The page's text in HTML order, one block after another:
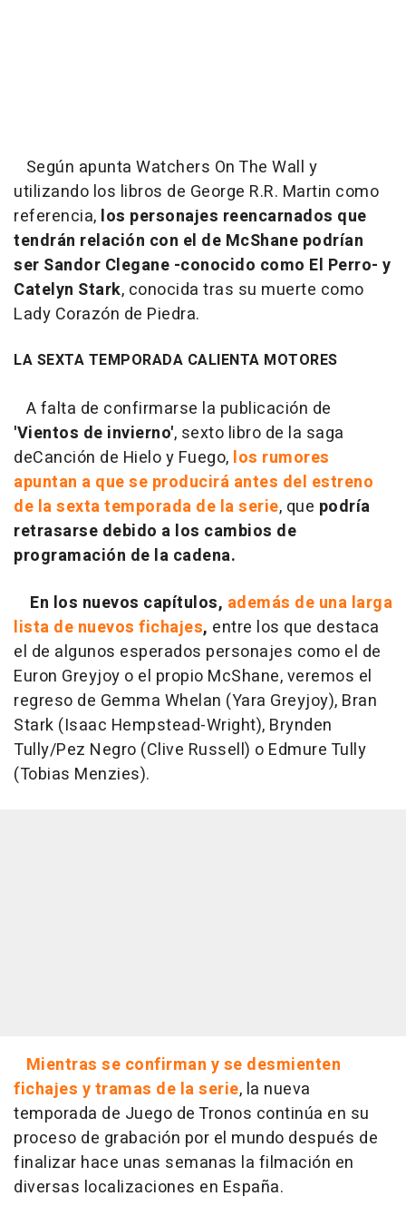
Según apunta Watchers On The Wall y
utilizando los libros de George R.R. Martin como
referencia, los personajes reencarnados que
tendrán relación con el de McShane podrían
ser Sandor Clegane -conocido como El Perro- y
Catelyn Stark, conocida tras su muerte como
Lady Corazón de Piedra.
LA SEXTA TEMPORADA CALIENTA MOTORES
A falta de confirmarse la publicación de
'Vientos de invierno', sexto libro de la saga
deCanción de Hielo y Fuego, los rumores
apuntan a que se producirá antes del estreno
de la sexta temporada de la serie, que podría
retrasarse debido a los cambios de
programación de la cadena.
En los nuevos capítulos, además de una larga
lista de nuevos fichajes, entre los que destaca
el de algunos esperados personajes como el de
Euron Greyjoy o el propio McShane, veremos el
regreso de Gemma Whelan (Yara Greyjoy), Bran
Stark (Isaac Hempstead-Wright), Brynden
Tully/Pez Negro (Clive Russell) o Edmure Tully
(Tobias Menzies).
Mientras se confirman y se desmienten
fichajes y tramas de la serie, la nueva
temporada de Juego de Tronos continúa en su
proceso de grabación por el mundo después de
finalizar hace unas semanas la filmación en
diversas localizaciones en España.